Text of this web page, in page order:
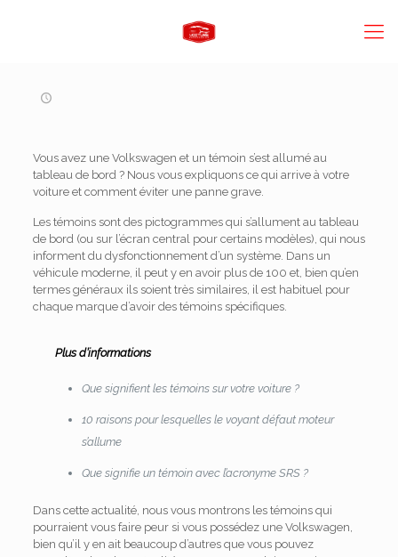
Vous avez une Volkswagen et un témoin s’est allumé au
tableau de bord ? Nous vous expliquons ce qui arrive à votre
voiture et comment éviter une panne grave.
Les témoins sont des pictogrammes qui s’allument au tableau
de bord (ou sur l’écran central pour certains modèles), qui nous
informent du dysfonctionnement d’un système. Dans un
véhicule moderne, il peut y en avoir plus de 100 et, bien qu’en
termes généraux ils soient très similaires, il est habituel pour
chaque marque d’avoir des témoins spécifiques.
Plus d’informations
Que signifient les témoins sur votre voiture ?
10 raisons pour lesquelles le voyant défaut moteur
s’allume
Que signifie un témoin avec l’acronyme SRS ?
Dans cette actualité, nous vous montrons les témoins qui
pourraient vous faire peur si vous possédez une Volkswagen,
bien qu’il y en ait beaucoup d’autres que vous pouvez